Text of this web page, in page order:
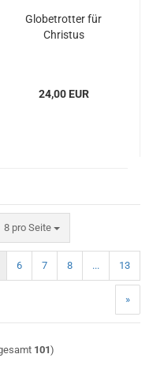
Globetrotter für
Christus
24,00 EUR
8 pro Seite
pro Seite
6 7 8 ... 13
»
101)